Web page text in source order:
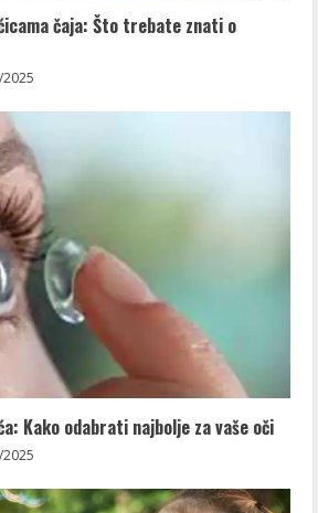
čaja: Što trebate znati o
Kako odabrati najbolje za vaše oči